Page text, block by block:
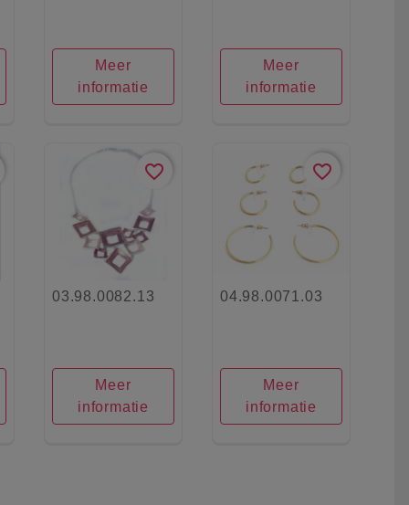
Meer
informatie
Meer
informatie
favorite_border
03.98.0082.13
Meer
informatie
favorite_border
04.98.0071.03
Meer
informatie